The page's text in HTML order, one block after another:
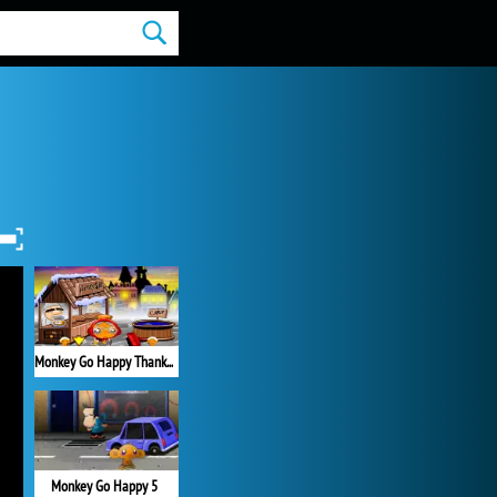
Monkey Go Happy Thanksgiving
Monkey Go Happy 5